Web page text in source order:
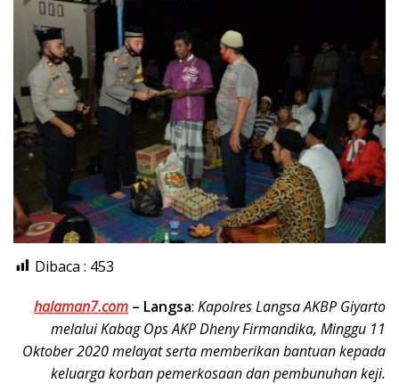
Dibaca : 453
halaman7.com – Langsa: Kapolres Langsa AKBP Giyarto
melalui Kabag Ops AKP Dheny Firmandika, Minggu 11
Oktober 2020 melayat serta memberikan bantuan kepada
keluarga korban pemerkosaan dan pembunuhan keji.